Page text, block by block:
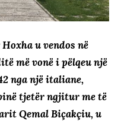
u vendos në
më vonë i pëlqeu një
nga një italiane,
tjetër ngjitur me të
Qemal Biçakçiu, u